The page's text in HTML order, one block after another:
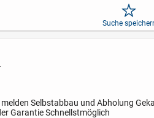
Suche
Selbstabbau und Abholung
GarantieSchnellstmöglich